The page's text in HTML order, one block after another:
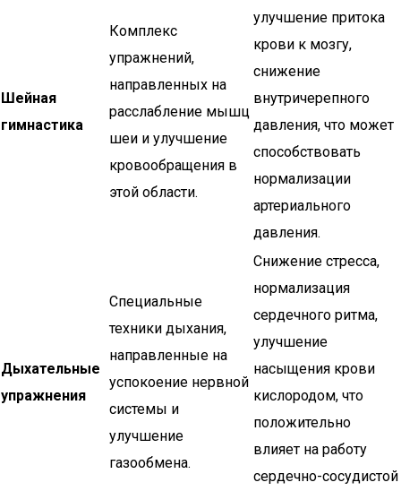
Шейная
гимнастика
Комплекс
упражнений,
направленных на
расслабление мышц
шеи и улучшение
кровообращения в
этой области.
улучшение притока
крови к мозгу,
снижение
внутричерепного
давления, что может
способствовать
нормализации
артериального
давления.
Дыхательные
упражнения
Специальные
техники дыхания,
направленные на
успокоение нервной
системы и
улучшение
газообмена.
Снижение стресса,
нормализация
сердечного ритма,
улучшение
насыщения крови
кислородом, что
положительно
влияет на работу
сердечно-сосудистой